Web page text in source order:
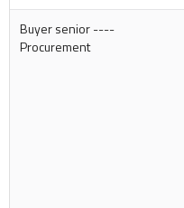
Buyer senior ----
Procurement